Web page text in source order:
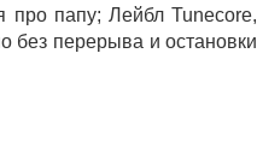
про папу; Лейбл Tunecore,
без перерыва и остановки